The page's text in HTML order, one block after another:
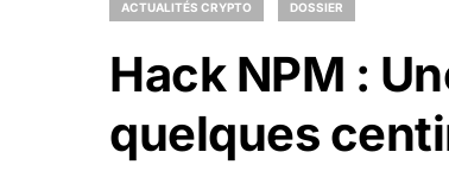
ACTUALITÉS CRYPTO DOSSIER
Hack NPM :
quelques